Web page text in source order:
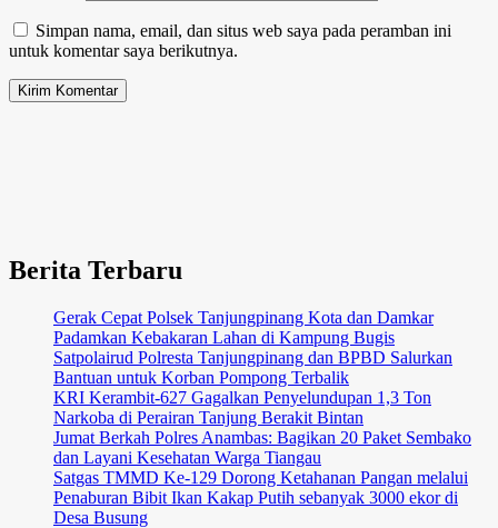
Simpan nama, email, dan situs web saya pada peramban ini
untuk komentar saya berikutnya.
Berita Terbaru
Gerak Cepat Polsek Tanjungpinang Kota dan Damkar
Padamkan Kebakaran Lahan di Kampung Bugis
Satpolairud Polresta Tanjungpinang dan BPBD Salurkan
Bantuan untuk Korban Pompong Terbalik
KRI Kerambit-627 Gagalkan Penyelundupan 1,3 Ton
Narkoba di Perairan Tanjung Berakit Bintan
Jumat Berkah Polres Anambas: Bagikan 20 Paket Sembako
dan Layani Kesehatan Warga Tiangau
Satgas TMMD Ke-129 Dorong Ketahanan Pangan melalui
Penaburan Bibit Ikan Kakap Putih sebanyak 3000 ekor di
Desa Busung